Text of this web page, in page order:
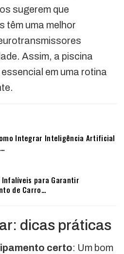
sugerem que
têm uma melhor
Assim, a piscina
em uma rotina
Integrar Inteligência Artificial
para Garantir
de Carro…
dicas práticas
certo: Um bom